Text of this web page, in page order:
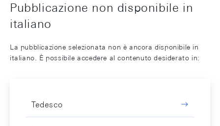
Pubblicazione non disponibile in
italiano
La pubblicazione selezionata non è ancora disponibile in
italiano. È possibile accedere al contenuto desiderato in:
Tedesco